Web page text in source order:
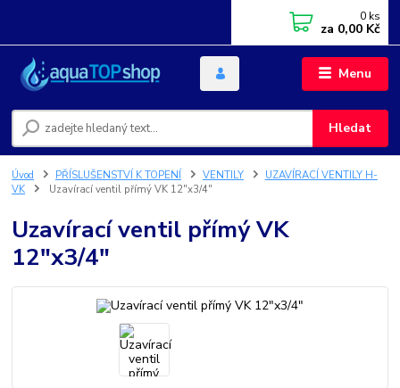
Menu
Hledat
0 ks
za 0,00 Kč
Úvod PŘÍSLUŠENSTVÍ K TOPENÍ VENTILY
UZAVÍRACÍ VENTILY H-
VK
Uzavírací ventil přímý VK 12"x3/4"
Uzavírací ventil přímý VK
12"x3/4"